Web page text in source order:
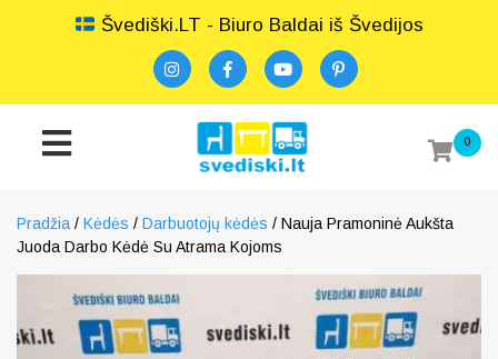
Švediški.LT - Biuro Baldai iš Švedijos
0
Pradžia / Kėdės / Darbuotojų kėdės / Nauja Pramoninė Aukšta
Juoda Darbo Kėdė Su Atrama Kojoms